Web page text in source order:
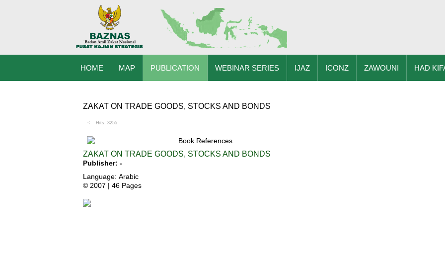
HOME MAP PUBLICATION WEBINAR SERIES IJAZ ICONZ ZAWOUNI HAD
ZAKAT ON TRADE GOODS, STOCKS AND BONDS
Hits: 3255
Book References
ZAKAT ON TRADE GOODS, STOCKS AND BONDS
Publisher: -
Language: Arabic
© 2007 | 46 Pages